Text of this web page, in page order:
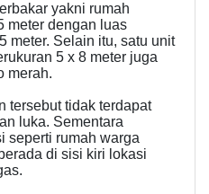
yakni rumah
meter dengan luas
meter. Selain itu, satu unit
5 x 8 meter juga
merah.
tersebut tidak terdapat
luka. Sementara
seperti rumah warga
di sisi kiri lokasi